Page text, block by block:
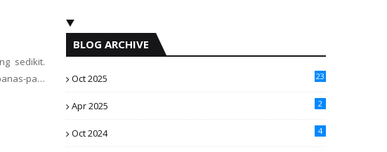
sedikit.
pa…
BLOG ARCHIVE
Oct 2025 23
Apr 2025 2
Oct 2024 4